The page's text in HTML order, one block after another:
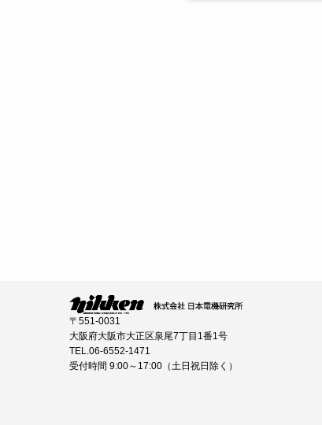
〒551-0031
大阪府大阪市大正区泉尾7丁目1番1号
TEL.06-6552-1471
受付時間 9:00～17:00（土日祝日除く）